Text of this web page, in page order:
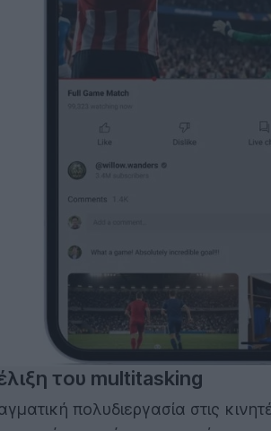
του multitasking
πολυδιεργασία στις